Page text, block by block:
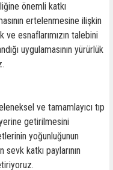
önemli katkı
ertelenmesine ilişkin
esnaflarımızın talebini
uygulamasının yürürlük
ve tamamlayıcı tıp
getirilmesini
yoğunluğunun
katkı paylarının